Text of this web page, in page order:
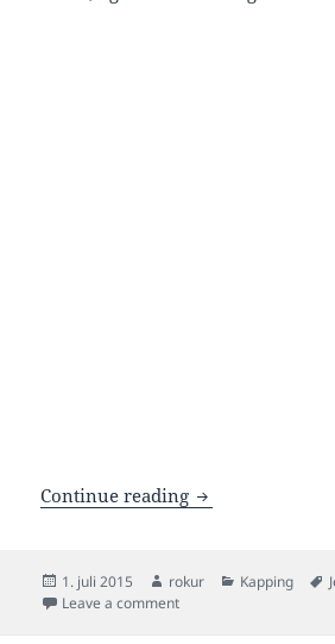
Continue reading Triðju riðlar á
Posted
on
1. juli 2015 Author
rokur Categories
Kapping
Leave a commenton Triðju riðlar á Jersey